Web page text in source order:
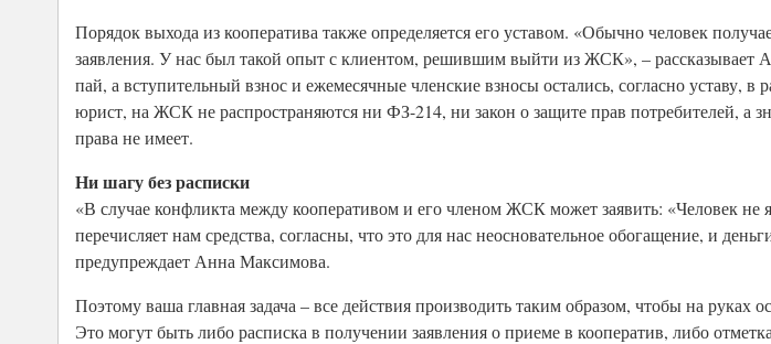
Порядок выхода из кооператива также определяется его уставом. «Обычно человек
заявления. У нас был такой опыт с клиентом, решившим выйти из ЖСК», – рассказывает
пай, а вступительный взнос и ежемесячные членские взносы остались, согласно уставу,
юрист, на ЖСК не распространяются ни ФЗ-214, ни закон о защите прав потребителей, а
права не имеет.
Ни шагу без расписки
«В случае конфликта между кооперативом и его членом ЖСК может заявить: «Человек
перечисляет нам средства, согласны, что это для нас неосновательное обогащение, и
предупреждает Анна Максимова.
Поэтому ваша главная задача – все действия производить таким образом, чтобы на руках
Это могут быть либо расписка в получении заявления о приеме в кооператив, либо